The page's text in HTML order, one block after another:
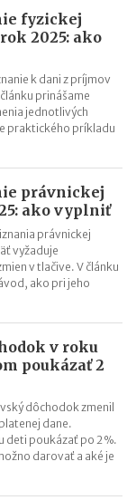
fyzickej
2025: ako
k dani z príjmov
prinášame
jednotlivých
praktického príkladu
právnickej
ako vyplniť
právnickej
vyžaduje
v tlačive. V článku
ako pri jeho
v roku
poukázať 2
dôchodok zmenil
dane.
deti poukázať po 2 %.
darovať a aké je